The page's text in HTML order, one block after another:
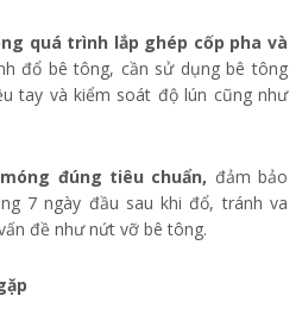
quá trình lắp ghép cốp pha và
đổ bê tông, cần sử dụng bê tông
tay và kiểm soát độ lún cũng như
đúng tiêu chuẩn, đảm bảo
7 ngày đầu sau khi đổ, tránh va
đề như nứt vỡ bê tông.